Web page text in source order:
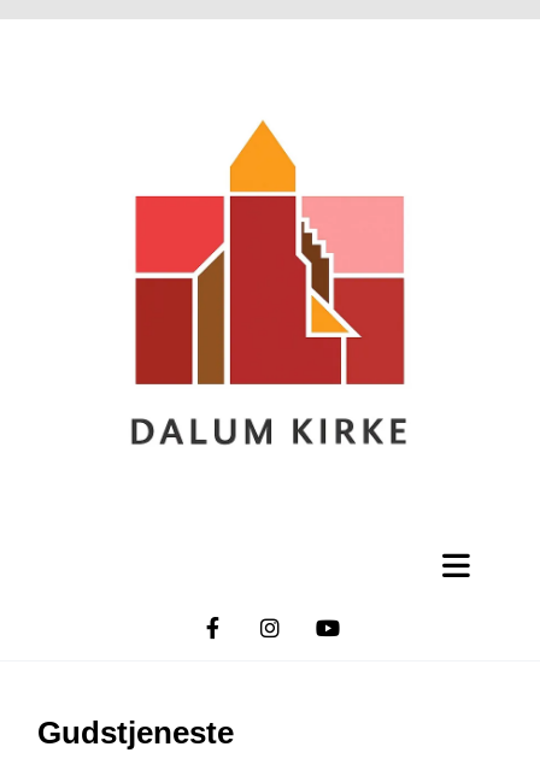
Gudstjeneste